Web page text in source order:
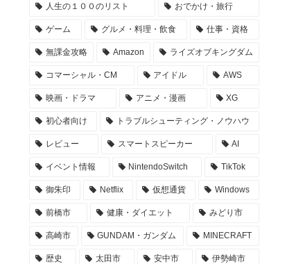
人生の１００のリスト おでかけ・旅行
ゲーム グルメ・料理・飲食 仕事・資格
無課金攻略 Amazon ライズオブキングダム
コマーシャル・CM アイドル AWS
映画・ドラマ アニメ・漫画 XG
初心者向け トラブルシューティング・ノウハウ
レビュー スマートスピーカー AI
イベント情報 NintendoSwitch TikTok
御朱印 Netflix 仮想通貨 Windows
前橋市 健康・ダイエット みどり市
高崎市 GUNDAM・ガンダム MINECRAFT
歴史 太田市 安中市 伊勢崎市